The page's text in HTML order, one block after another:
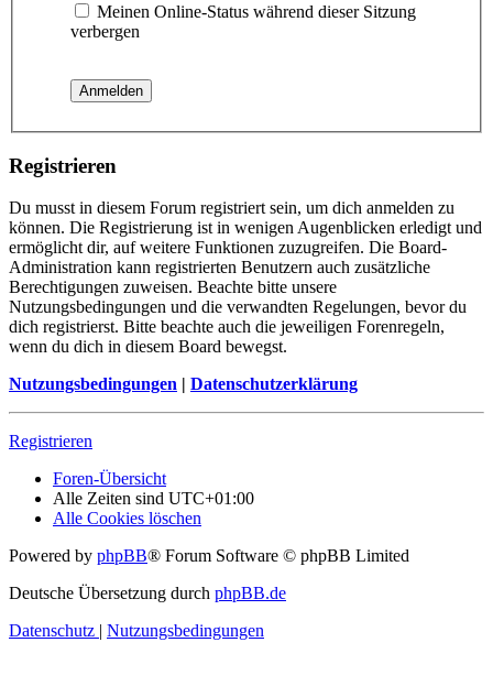
Meinen Online-Status während dieser Sitzung
verbergen
Registrieren
Du musst in diesem Forum registriert sein, um dich anmelden zu
können. Die Registrierung ist in wenigen Augenblicken erledigt und
ermöglicht dir, auf weitere Funktionen zuzugreifen. Die Board-
Administration kann registrierten Benutzern auch zusätzliche
Berechtigungen zuweisen. Beachte bitte unsere
Nutzungsbedingungen und die verwandten Regelungen, bevor du
dich registrierst. Bitte beachte auch die jeweiligen Forenregeln,
wenn du dich in diesem Board bewegst.
Nutzungsbedingungen | Datenschutzerklärung
Registrieren
Foren-Übersicht
Alle Zeiten sind UTC+01:00
Alle Cookies löschen
Powered by phpBB® Forum Software © phpBB Limited
Deutsche Übersetzung durch phpBB.de
Datenschutz | Nutzungsbedingungen